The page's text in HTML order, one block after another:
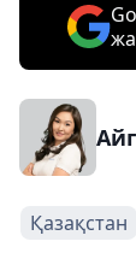
Қазақстан